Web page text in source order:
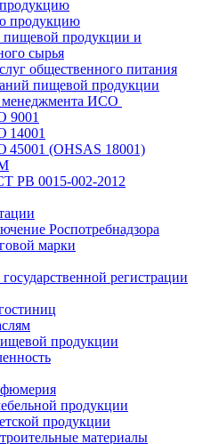
продукцию
пищевой продукции и
сырья
общественного питания
пищевой продукции
менеджмента ИСО
9001
14001
(OHSAS 18001)
РВ 0015-002-2012
Роспотребнадзора
марки
регистрации
продукции
продукции
продукции
материалы